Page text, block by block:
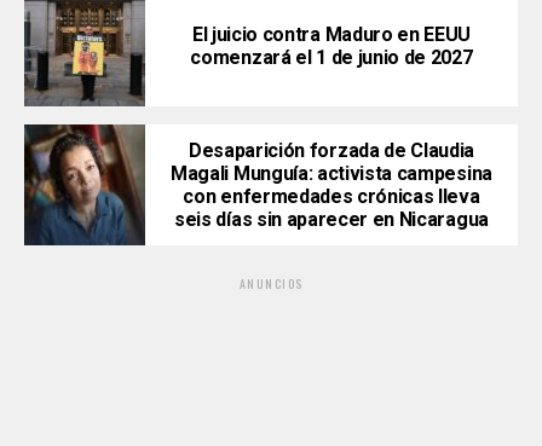
El juicio contra Maduro en EEUU
comenzará el 1 de junio de 2027
Desaparición forzada de Claudia
Magali Munguía: activista campesina
con enfermedades crónicas lleva
seis días sin aparecer en Nicaragua
ANUNCIOS